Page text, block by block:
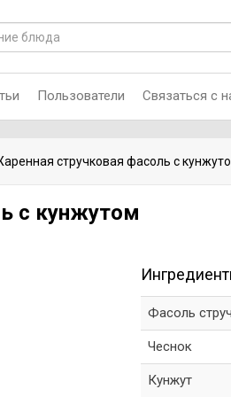
Пользователи Связаться с
стручковая фасоль с
с кунжутом
Фасоль
Чеснок
Кунжут